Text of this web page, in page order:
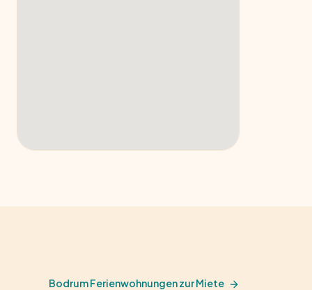
Bodrum Ferienwohnungen zur Miete